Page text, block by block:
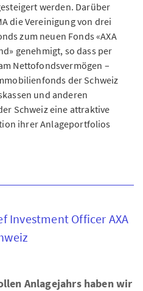
werden. Darüber
die Vereinigung von drei
zum neuen Fonds «AXA
genehmigt, so dass per
Nettofondsvermögen –
der Schweiz
und anderen
Schweiz eine attraktive
ihrer Anlageportfolios
Investment Officer AXA
Anlagejahrs haben wir